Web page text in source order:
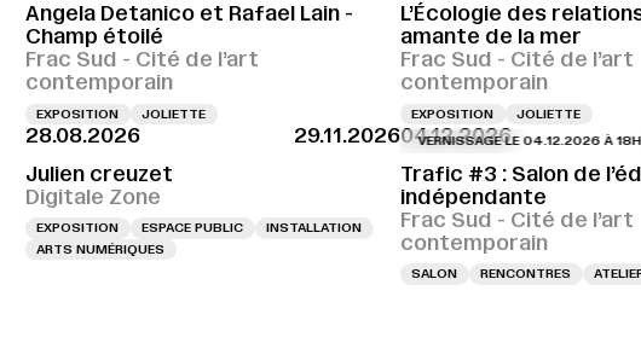
Angela Detanico et Rafael Lain -
Champ étoilé
Frac Sud - Cité de l’art
contemporain
EXPOSITION JOLIETTE
L’Écologie des
amante de la mer
Frac Sud - Cité de l’art
contemporain
EXPOSITION JOLIETTE
28.08.2026
29.11.2026
Julien creuzet
Digitale Zone
EXPOSITION ESPACE PUBLIC
INSTALLATION
ARTS NUMÉRIQUES
04.12.2026
VERNISSAGE LE 04.12.2026 À 18H
Trafic #3 : Salon de
indépendante
Frac Sud - Cité de l’art
contemporain
SALON RENCONTRES